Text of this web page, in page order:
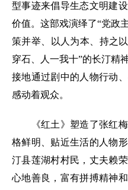
型事迹来倡导生态文明建
价值。这部戏演绎了“党政
策并举、以人为本、持之
穿石、人一我十”的长汀精
接地通过剧中的人物行动
感动着观众。
《红土》塑造了张红梅
格鲜明、贴近生活的人物
汀县莲湖村村民，丈夫赖
心地善良，富有拼搏精神